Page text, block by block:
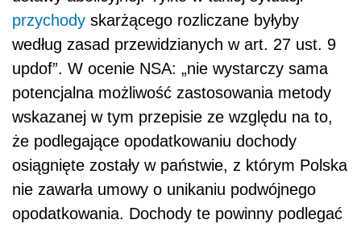
przychody skarżącego rozliczane byłyby
według zasad przewidzianych w art. 27 ust. 9
updof”. W ocenie NSA: „nie wystarczy sama
potencjalna możliwość zastosowania metody
wskazanej w tym przepisie ze względu na to,
że podlegające opodatkowaniu dochody
osiągnięte zostały w państwie, z którym Polska
nie zawarła umowy o unikaniu podwójnego
opodatkowania. Dochody te powinny podlegać